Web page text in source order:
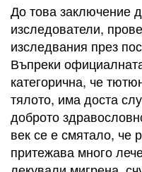
До това заключение
изследователи,
изследвания през
Въпреки
категорична, че
тялото, има доста
доброто
век се е смятало, че
притежава много